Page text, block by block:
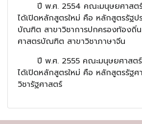
ปี พ.ศ. 2554 คณะมนุษยศาสต
ได้เปิดหลักสูตรใหม่ คือ หลักสูตรรัฐป
บัณฑิต สาขาวิชาการปกครองท้องถิ่
ศาสตรบัณฑิต สาขาวิชาภาษาจีน
ปี พ.ศ. 2555 คณะมนุษยศาสต
ได้เปิดหลักสูตรใหม่ คือ หลักสูตรรัฐ
วิชารัฐศาสตร์